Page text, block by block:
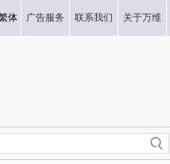
体 广告服务 联系我们 关于万维